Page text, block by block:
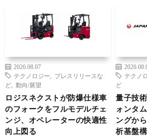
2026.08.07
テクノロジー
プレスリリースな
ど
動向/展望
ロジスネクストが防爆仕様車
のフォークをフルモデルチェ
ンジ、オペレーターの快適性
向上図る
テクノ
ど
量子技
ォンタ
ングか
析基盤